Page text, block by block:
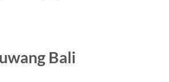
Bali